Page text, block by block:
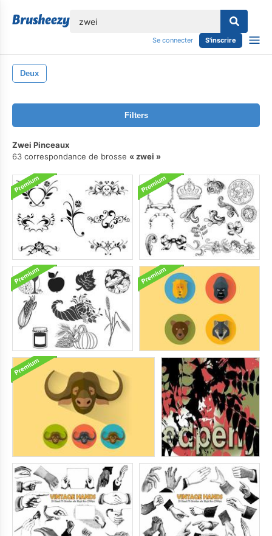
Se connecter S'inscrire
Deux
Filters
Zwei Pinceaux
63 correspondance de brosse
zwei